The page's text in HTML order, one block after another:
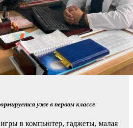
уже в первом классе
в компьютер, гаджеты, малая